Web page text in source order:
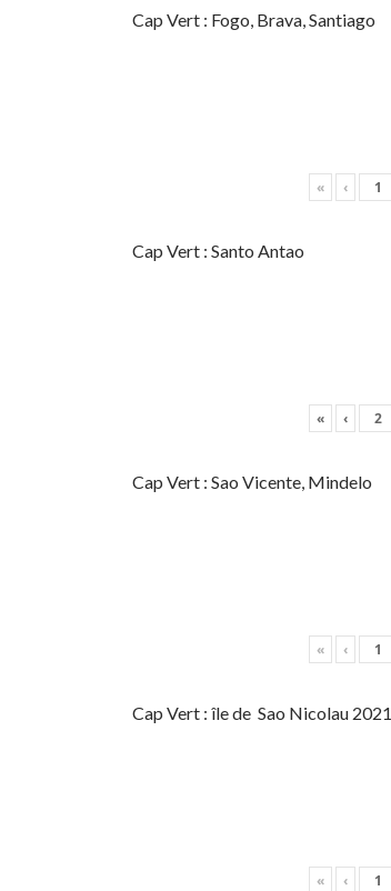
Cap Vert : Fogo, Brava, Santiago
« ‹
Cap Vert : Santo Antao
« ‹
Cap Vert : Sao Vicente, Mindelo
« ‹
Cap Vert : île de Sao Nicolau 2021
« ‹